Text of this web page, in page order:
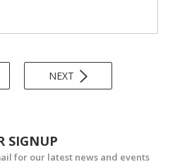
NEXT
SIGNUP
for our latest news and events